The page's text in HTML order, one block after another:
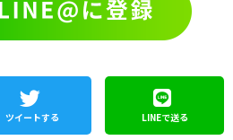
ツイートする LINEで送る